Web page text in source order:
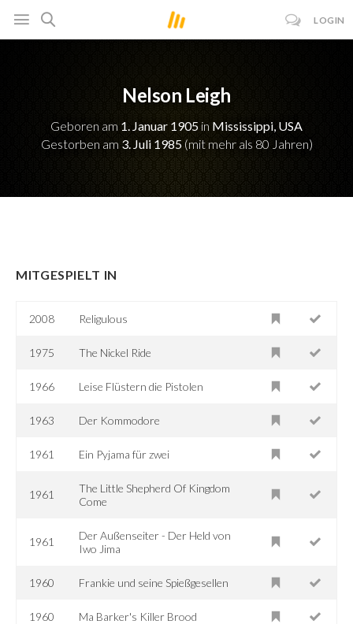
LOGIN
Nelson Leigh
Geboren am 1. Januar 1905 in Mississippi, USA
Gestorben am 3. Juli 1985(mit mehr als 80 Jahren)
MITGESPIELT IN
2008 Religulous
1975 The Nickel Ride
1966 Leise Flüstern die Pistolen
1963 Der Kommodore
1961 Ein Pyjama für zwei
1961
The Little Shepherd Of Kingdom
Come
1961
Der Außenseiter - Der Held von
Iwo Jima
1960 Frankie und seine Spießgesellen
1960 Ma Barker's Killer Brood